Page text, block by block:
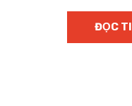
ĐỌC